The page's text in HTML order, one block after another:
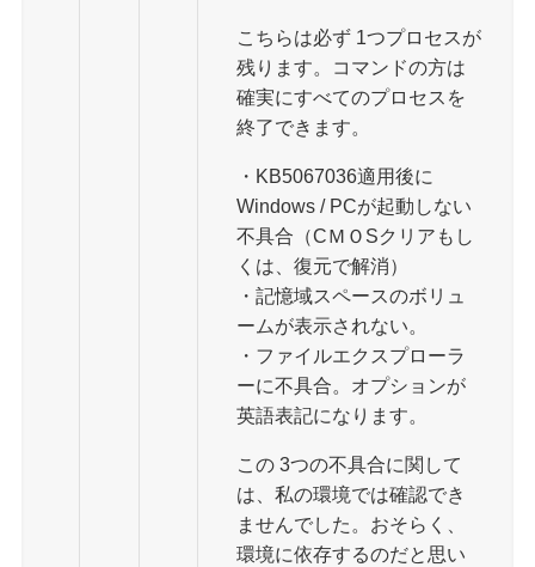
こちらは必ず 1つプロセスが
残ります。コマンドの方は
確実にすべてのプロセスを
終了できます。
・KB5067036適用後に
Windows / PCが起動しない
不具合（CＭＯSクリアもし
くは、復元で解消）
・記憶域スペースのボリュ
ームが表示されない。
・ファイルエクスプローラ
ーに不具合。オプションが
英語表記になります。
この 3つの不具合に関して
は、私の環境では確認でき
ませんでした。おそらく、
環境に依存するのだと思い